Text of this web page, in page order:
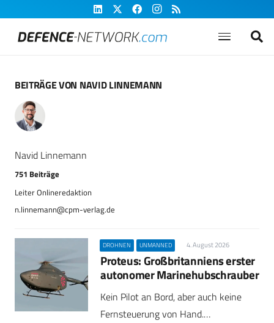
BEITRÄGE VON NAVID LINNEMANN
Navid Linnemann
751 Beiträge
n.linnemann@cpm-verlag.de
DROHNEN UNMANNED 4. August 2026
Proteus: Großbritanniens erster
autonomer Marinehubschrauber
Kein Pilot an Bord, aber auch keine
Fernsteuerung von Hand.…